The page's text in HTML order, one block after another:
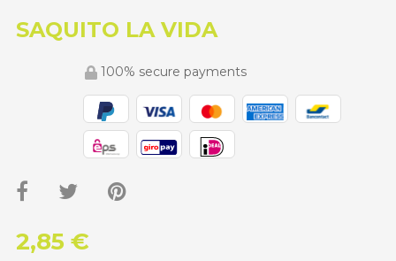
SAQUITO LA VIDA
100% secure payments
2,85 €